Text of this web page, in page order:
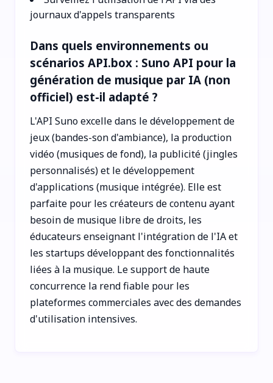
journaux d'appels transparents
Dans quels environnements ou
scénarios API.box : Suno API pour la
génération de musique par IA (non
officiel) est-il adapté ?
L'API Suno excelle dans le développement de
jeux (bandes-son d'ambiance), la production
vidéo (musiques de fond), la publicité (jingles
personnalisés) et le développement
d'applications (musique intégrée). Elle est
parfaite pour les créateurs de contenu ayant
besoin de musique libre de droits, les
éducateurs enseignant l'intégration de l'IA et
les startups développant des fonctionnalités
liées à la musique. Le support de haute
concurrence la rend fiable pour les
plateformes commerciales avec des demandes
d'utilisation intensives.